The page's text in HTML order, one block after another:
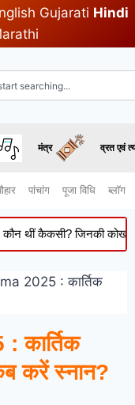
Gujarati Hindi
मंत्र व्रत एवं
पांचांग पूजा विधि ब्लॉग
जिनकी कोख से हुआ
2025 : कार्तिक
कार्तिक
करें स्नान?